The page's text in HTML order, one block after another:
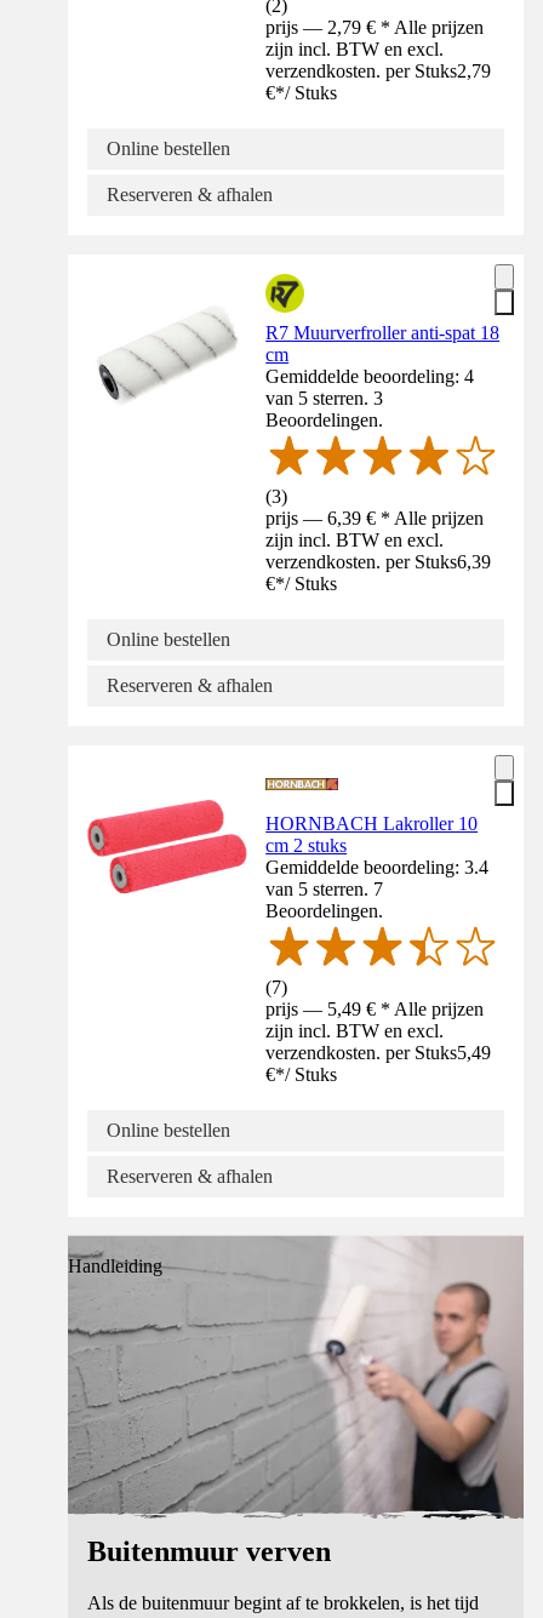
(2)
prijs — 2,79 € * Alle prijzen
zijn incl. BTW en excl.
verzendkosten. per Stuks2,79
€*/ Stuks
Online bestellen
Reserveren & afhalen
R7 Muurverfroller anti-spat 18
cm
Gemiddelde beoordeling: 4
van 5 sterren. 3
Beoordelingen.
(3)
prijs — 6,39 € * Alle prijzen
zijn incl. BTW en excl.
verzendkosten. per Stuks6,39
€*/ Stuks
Online bestellen
Reserveren & afhalen
HORNBACH Lakroller 10
cm 2 stuks
Gemiddelde beoordeling: 3.4
van 5 sterren. 7
Beoordelingen.
(7)
prijs — 5,49 € * Alle prijzen
zijn incl. BTW en excl.
verzendkosten. per Stuks5,49
€*/ Stuks
Online bestellen
Reserveren & afhalen
Handleiding
Buitenmuur verven
Als de buitenmuur begint af te brokkelen, is het tijd